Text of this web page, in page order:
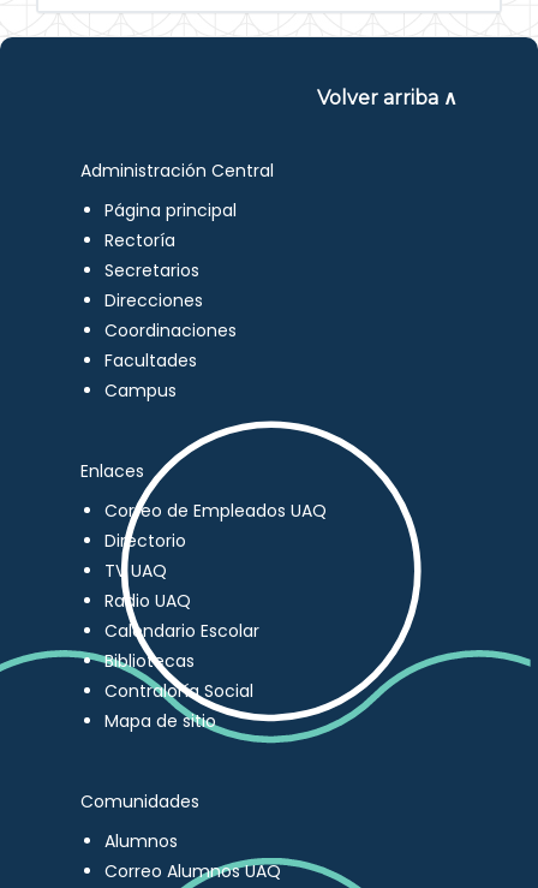
Volver arriba ∧
Administración Central
Página principal
Rectoría
Secretarios
Direcciones
Coordinaciones
Facultades
Campus
Enlaces
Correo de Empleados UAQ
Directorio
TV UAQ
Radio UAQ
Calendario Escolar
Bibliotecas
Contraloría Social
Mapa de sitio
Comunidades
Alumnos
Correo Alumnos UAQ